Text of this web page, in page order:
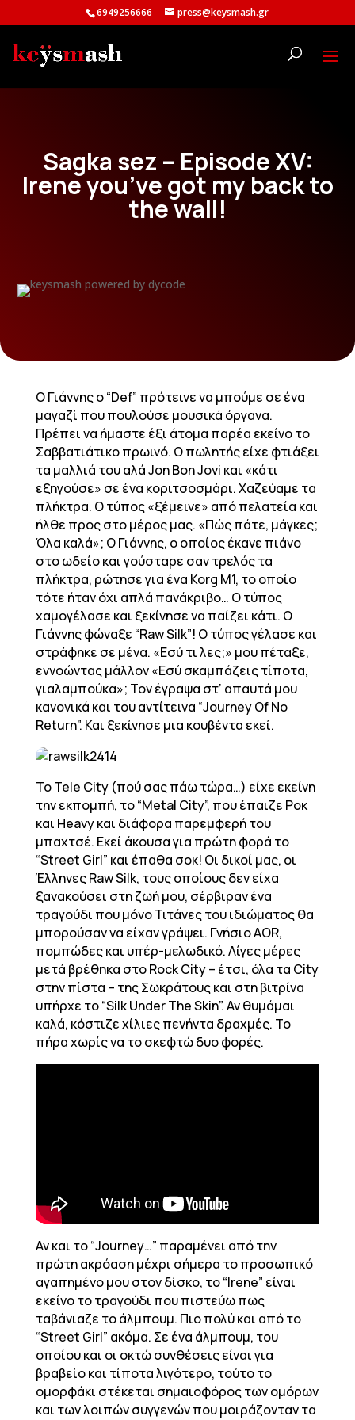
6949256666 press@keysmash.gr
Sagka sez – Episode XV:
Irene you’ve got my back to
the wall!
Ο Γιάννης ο “Def” πρότεινε να μπούμε σε ένα
μαγαζί που πουλούσε μουσικά όργανα.
Πρέπει να ήμαστε έξι άτομα παρέα εκείνο το
Σαββατιάτικο πρωινό. Ο πωλητής είχε φτιάξει
τα μαλλιά του αλά Jon Bon Jovi και «κάτι
εξηγούσε» σε ένα κοριτσοσμάρι. Χαζεύαμε τα
πλήκτρα. Ο τύπος «ξέμεινε» από πελατεία και
ήλθε προς στο μέρος μας. «Πώς πάτε, μάγκες;
Όλα καλά»; Ο Γιάννης, ο οποίος έκανε πιάνο
στο ωδείο και γούσταρε σαν τρελός τα
πλήκτρα, ρώτησε για ένα Korg M1, το οποίο
τότε ήταν όχι απλά πανάκριβο… Ο τύπος
χαμογέλασε και ξεκίνησε να παίζει κάτι. Ο
Γιάννης φώναξε “Raw Silk”! Ο τύπος γέλασε και
στράφηκε σε μένα. «Εσύ τι λες;» μου πέταξε,
εννοώντας μάλλον «Εσύ σκαμπάζεις τίποτα,
γιαλαμπούκα»; Τον έγραψα στ’ απαυτά μου
κανονικά και του αντίτεινα “Journey Of No
Return”. Και ξεκίνησε μια κουβέντα εκεί.
Το Tele City (πού σας πάω τώρα…) είχε εκείνη
την εκπομπή, το “Metal City”, που έπαιζε Ροκ
και Heavy και διάφορα παρεμφερή του
μπαχτσέ. Εκεί άκουσα για πρώτη φορά το
“Street Girl” και έπαθα σοκ! Οι δικοί μας, οι
Έλληνες Raw Silk, τους οποίους δεν είχα
ξανακούσει στη ζωή μου, σέρβιραν ένα
τραγούδι που μόνο Τιτάνες του ιδιώματος θα
μπορούσαν να είχαν γράψει. Γνήσιο AOR,
πομπώδες και υπέρ-μελωδικό. Λίγες μέρες
μετά βρέθηκα στο Rock City – έτσι, όλα τα City
στην πίστα – της Σωκράτους και στη βιτρίνα
υπήρχε το “Silk Under The Skin”. Αν θυμάμαι
καλά, κόστιζε χίλιες πενήντα δραχμές. Το
πήρα χωρίς να το σκεφτώ δυο φορές.
Αν και το “Journey…” παραμένει από την
πρώτη ακρόαση μέχρι σήμερα το προσωπικό
αγαπημένο μου στον δίσκο, το “Irene” είναι
εκείνο το τραγούδι που πιστεύω πως
ταβάνιαζε το άλμπουμ. Πιο πολύ και από το
“Street Girl” ακόμα. Σε ένα άλμπουμ, του
οποίου και οι οκτώ συνθέσεις είναι για
βραβείο και τίποτα λιγότερο, τούτο το
ομορφάκι στέκεται σημαιοφόρος των ομόρων
και των λοιπών συγγενών που μοιράζονταν τα